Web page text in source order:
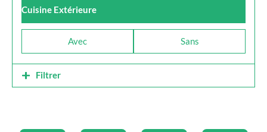
Cuisine Extérieure
Avec Sans
Filtrer